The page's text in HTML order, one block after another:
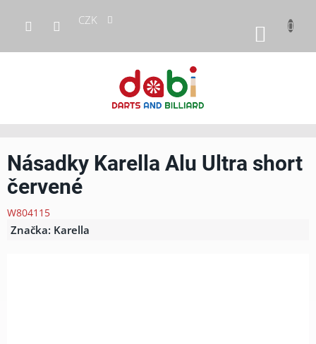
obsah
CZK
KOŠÍK
Násadky Karella Alu Ultra short
červené
W804115
Značka: Karella